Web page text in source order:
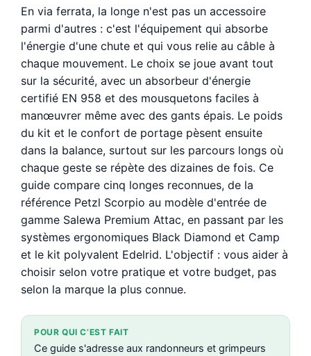
En via ferrata, la longe n'est pas un accessoire
parmi d'autres : c'est l'équipement qui absorbe
l'énergie d'une chute et qui vous relie au câble à
chaque mouvement. Le choix se joue avant tout
sur la sécurité, avec un absorbeur d'énergie
certifié EN 958 et des mousquetons faciles à
manœuvrer même avec des gants épais. Le poids
du kit et le confort de portage pèsent ensuite
dans la balance, surtout sur les parcours longs où
chaque geste se répète des dizaines de fois. Ce
guide compare cinq longes reconnues, de la
référence Petzl Scorpio au modèle d'entrée de
gamme Salewa Premium Attac, en passant par les
systèmes ergonomiques Black Diamond et Camp
et le kit polyvalent Edelrid. L'objectif : vous aider à
choisir selon votre pratique et votre budget, pas
selon la marque la plus connue.
POUR QUI C’EST FAIT
Ce guide s'adresse aux randonneurs et grimpeurs